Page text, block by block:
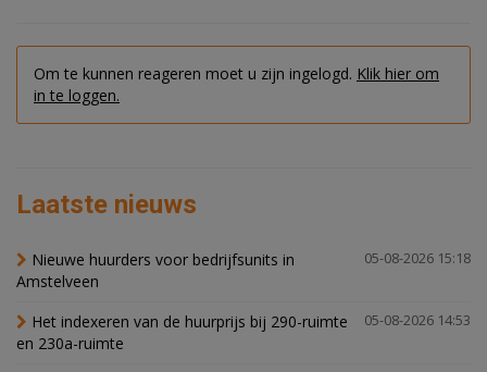
Om te kunnen reageren moet u zijn ingelogd. Klik hier om
in te loggen.
Laatste nieuws
05-08-2026 15:18
Nieuwe huurders voor bedrijfsunits in
Amstelveen
05-08-2026 14:53
Het indexeren van de huurprijs bij 290-ruimte
en 230a-ruimte